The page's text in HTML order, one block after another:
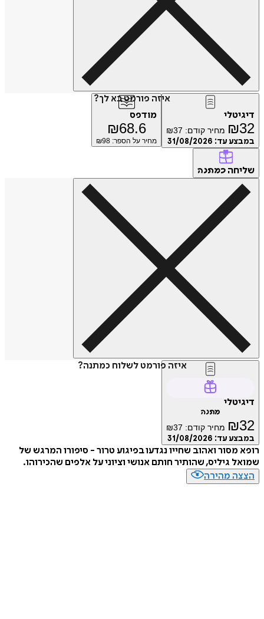
איזה פורמט בא לך?
דיגיטלי
₪32 מחיר קודם: ₪37
במבצע עד: 31/08/2026
מודפס
₪68.6
מחיר על הספר: ₪ 98
שליחה כמתנה
איזה פורמט לשלוח כמתנה?
דיגיטלי
מתנה
₪32 מחיר קודם: ₪37
במבצע עד: 31/08/2026
רופא מסור ואהוב שחייו נגדעו בפיגוע טרור - סיפורו המרגש של
שמואל גיליס, שהותיר חותם אנושי וציוני על אלפים שהכירוהו.
הצצה מהירה